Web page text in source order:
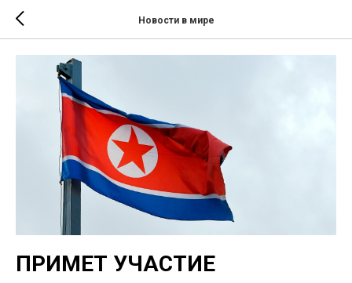
Новости в мире
ПРИМЕТ УЧАСТИЕ